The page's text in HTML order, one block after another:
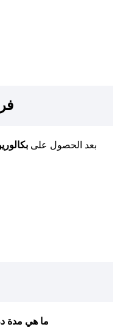
بعد الحصول على
1. ما هي مدة